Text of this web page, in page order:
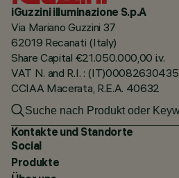
iGuzzini illuminazione S.p.A
Via Mariano Guzzini 37
62019 Recanati (Italy)
Share Capital €21.050.000,00 i.v.
VAT N. and R.I. : (IT)00082630435
CCIAA Macerata, R.E.A. 40632
Kontakte und Standorte
Social
Produkte